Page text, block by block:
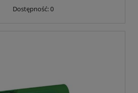
Dostępność:0